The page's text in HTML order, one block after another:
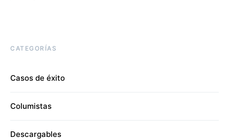
CATEGORÍAS
Casos de éxito
Columistas
Descargables